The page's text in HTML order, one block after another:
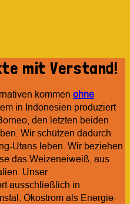
mit Verstand!
kommen ohne
in Indonesien produziert
den letzten beiden
Wir schützen dadurch
Utans leben. Wir beziehen
das Weizeneiweiß, aus
Unser
ausschließlich in
Ökostrom als Energie-